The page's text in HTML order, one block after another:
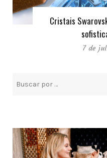
Cristais
7 de